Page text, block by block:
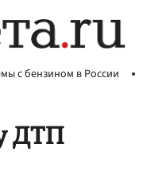
с бензином в России
ДТП